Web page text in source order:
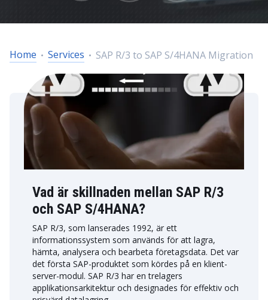
Home Services SAP R/3 to SAP S/4HANA Migration
Vad är skillnaden mellan SAP R/3
och SAP S/4HANA?
SAP R/3, som lanserades 1992, är ett
informationssystem som används för att lagra,
hämta, analysera och bearbeta företagsdata. Det var
det första SAP-produktet som kördes på en klient-
server-modul. SAP R/3 har en trelagers
applikationsarkitektur och designades för effektiv och